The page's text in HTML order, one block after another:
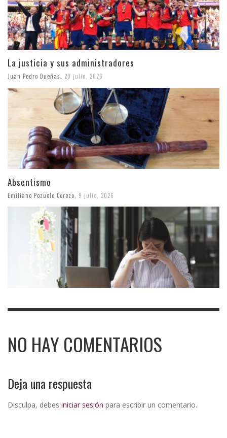
La justicia y sus administradores
Juan Pedro Dueñas 20 julio, 2026
Absentismo
Emiliano Pozuelo Cerezo 9 julio, 2026
NO HAY COMENTARIOS
Deja una respuesta
Disculpa, debes iniciar sesión para escribir un comentario.